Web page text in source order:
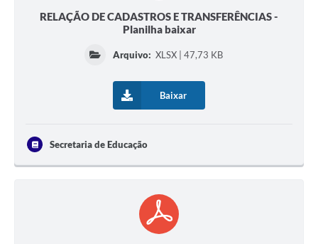
RELAÇÃO DE CADASTROS E TRANSFERÊNCIAS -
Planilha baixar
Arquivo: XLSX | 47,73 KB
Baixar
Secretaria de Educação